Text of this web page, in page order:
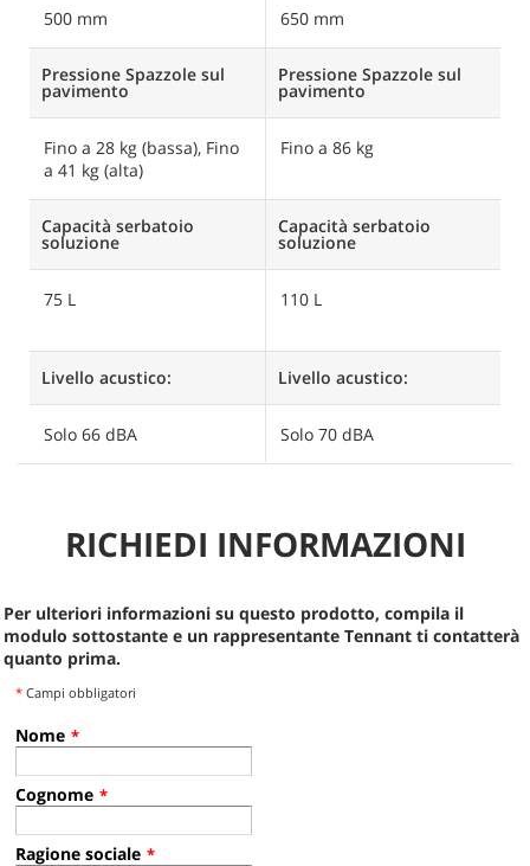
500 mm
Pressione Spazzole sul
pavimento
Fino a 28 kg (bassa), Fino
a 41 kg (alta)
Capacità serbatoio
soluzione
75 L
Livello acustico:
Solo 66 dBA
650 mm
Pressione Spazzole sul
pavimento
Fino a 86 kg
Capacità serbatoio
soluzione
110 L
Livello acustico:
Solo 70 dBA
RICHIEDI INFORMAZIONI
Per ulteriori informazioni su questo prodotto, compila il
modulo sottostante e un rappresentante Tennant ti contatterà
quanto prima.
* Campi obbligatori
Nome *
Cognome *
Ragione sociale *